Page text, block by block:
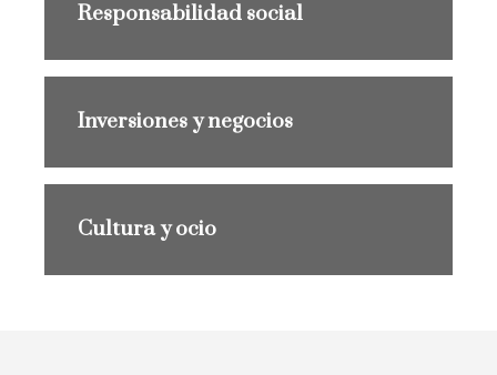
Responsabilidad social
Inversiones y negocios
Cultura y ocio